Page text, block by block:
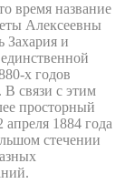
время название
Алексеевны
Захария и
х годов
В связи с этим
просторный
апреля 1884 года
стечении